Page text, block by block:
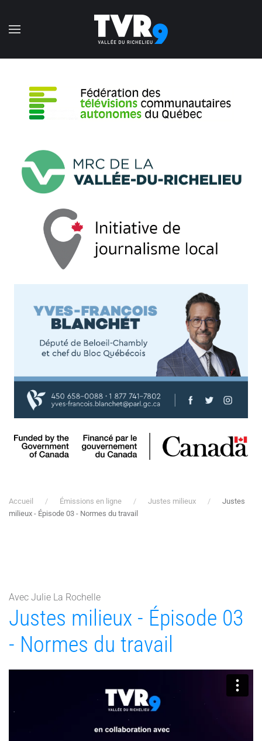
Accéder au contenu principal
Accueil Émissions en ligne Justes milieux
Justes
milieux - Épisode 03 - Normes du travail
Avec Julie La Rochelle
Justes milieux - Épisode 03
- Normes du travail